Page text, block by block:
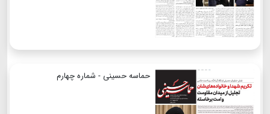
حماسه حسینی - شماره چهارم